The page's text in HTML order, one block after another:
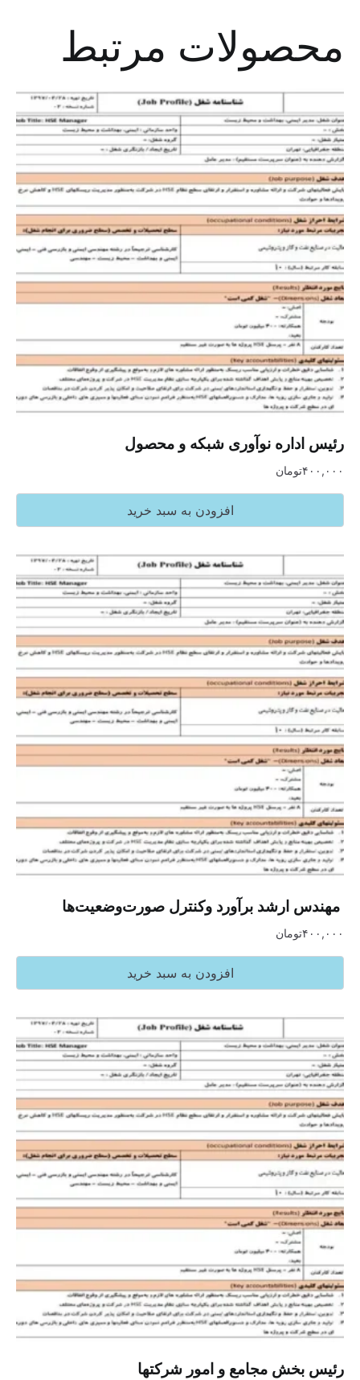
محصولات مرتبط
رئیس اداره نوآوری شبکه و محصول
۴۰۰,۰۰۰تومان
افزودن به سبد خرید
‏ مهندس ارشد برآورد وکنترل صورت‌وضعیت‌ها
۴۰۰,۰۰۰تومان
افزودن به سبد خرید
رئیس بخش مجامع و امور شرکتها